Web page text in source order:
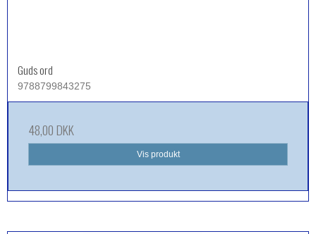
Guds ord
9788799843275
48,00 DKK
Vis produkt